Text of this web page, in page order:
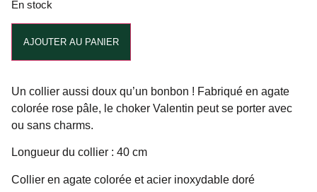
En stock
AJOUTER AU PANIER
Un collier aussi doux qu’un bonbon ! Fabriqué en agate
colorée rose pâle, le choker Valentin peut se porter avec
ou sans charms.
Longueur du collier : 40 cm
Collier en agate colorée et acier inoxydable doré